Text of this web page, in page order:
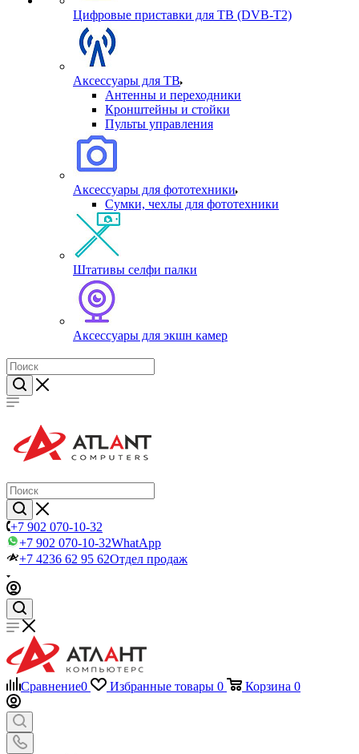
Цифровые приставки для ТВ (DVB-T2)
Аксессуары для ТВ
Антенны и переходники
Кронштейны и стойки
Пульты управления
Аксессуары для фототехники
Сумки, чехлы для фототехники
Штативы селфи палки
Аксессуары для экшн камер
+7 902 070-10-32
+7 902 070-10-32WhatApp
+7 4236 62 95 62Отдел продаж
Сравнение0 Избранные товары 0 Корзина 0